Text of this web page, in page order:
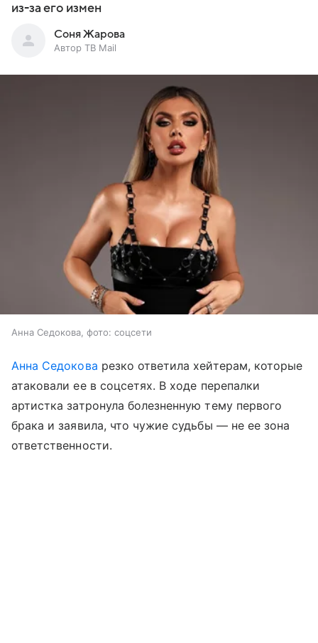
из-за его измен
Соня Жарова
Автор ТВ Mail
Анна Седокова, фото: соцсети
Анна Седокова резко ответила хейтерам, которые
атаковали ее в соцсетях. В ходе перепалки
артистка затронула болезненную тему первого
брака и заявила, что чужие судьбы — не ее зона
ответственности.